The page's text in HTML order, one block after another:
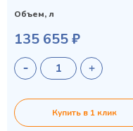
Объем, л
135 655 ₽
Купить в 1 клик